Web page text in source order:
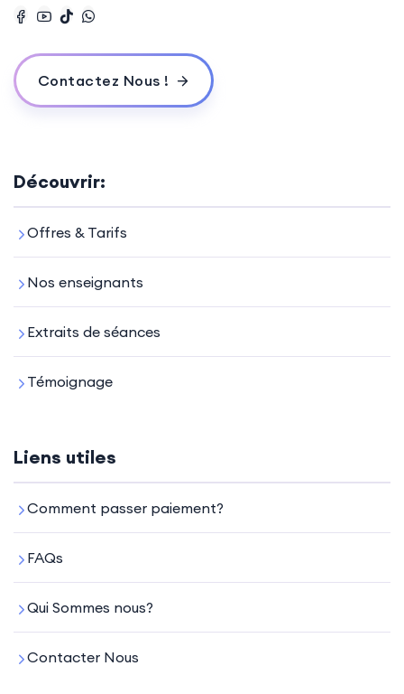
Contactez Nous !
Découvrir:
Offres & Tarifs
Nos enseignants
Extraits de séances
Témoignage
Liens utiles
Comment passer paiement?
FAQs
Qui Sommes nous?
Contacter Nous